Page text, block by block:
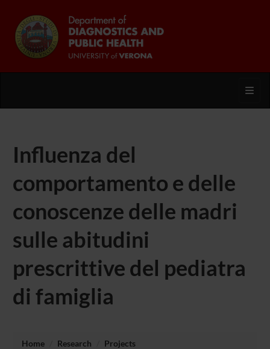
Influenza del
comportamento e delle
conoscenze delle madri
sulle abitudini
prescrittive del pediatra
di famiglia
Home Research
Projects